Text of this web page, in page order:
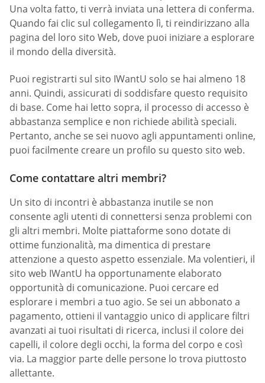
Una volta fatto, ti verrà inviata una lettera di conferma.
Quando fai clic sul collegamento lì, ti reindirizzano alla
pagina del loro sito Web, dove puoi iniziare a esplorare
il mondo della diversità.
Puoi registrarti sul sito IWantU solo se hai almeno 18
anni. Quindi, assicurati di soddisfare questo requisito
di base. Come hai letto sopra, il processo di accesso è
abbastanza semplice e non richiede abilità speciali.
Pertanto, anche se sei nuovo agli appuntamenti online,
puoi facilmente creare un profilo su questo sito web.
Come contattare altri membri?
Un sito di incontri è abbastanza inutile se non
consente agli utenti di connettersi senza problemi con
gli altri membri. Molte piattaforme sono dotate di
ottime funzionalità, ma dimentica di prestare
attenzione a questo aspetto essenziale. Ma volentieri, il
sito web IWantU ha opportunamente elaborato
opportunità di comunicazione. Puoi cercare ed
esplorare i membri a tuo agio. Se sei un abbonato a
pagamento, ottieni il vantaggio unico di applicare filtri
avanzati ai tuoi risultati di ricerca, inclusi il colore dei
capelli, il colore degli occhi, la forma del corpo e così
via. La maggior parte delle persone lo trova piuttosto
allettante.